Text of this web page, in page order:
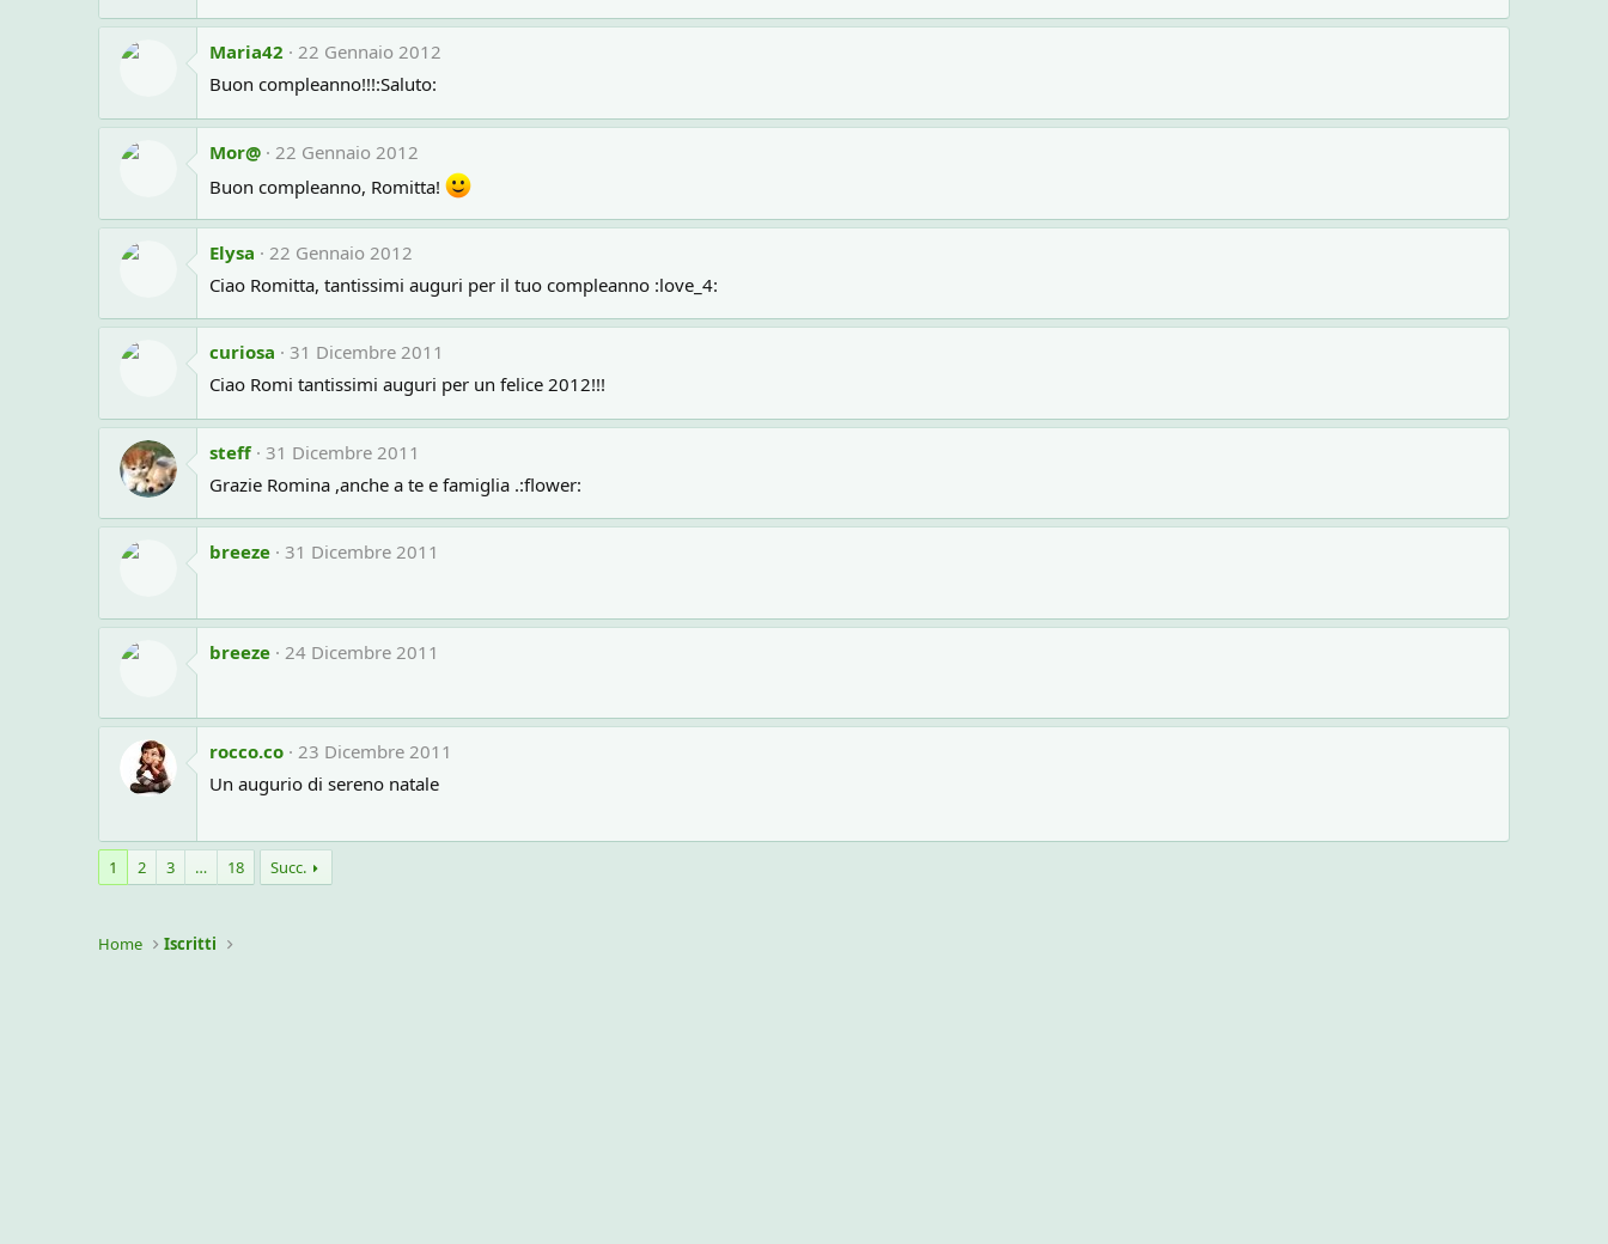
Maria42
22 Gennaio 2012
Buon compleanno!!!:Saluto:
Mor@
22 Gennaio 2012
Buon compleanno, Romitta!
Elysa
22 Gennaio 2012
Ciao Romitta, tantissimi auguri per il tuo compleanno :love_4:
curiosa
31 Dicembre 2011
Ciao Romi tantissimi auguri per un felice 2012!!!
steff 31 Dicembre 2011
Grazie Romina ,anche a te e famiglia .:flower:
breeze 31 Dicembre 2011
breeze 24 Dicembre 2011
rocco.co 23 Dicembre 2011
Un augurio di sereno natale
1 2 3 … 18 Succ.
Home Iscritti